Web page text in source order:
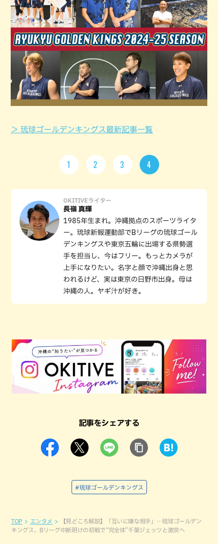
＞ 琉球ゴールデンキングス最新記事一覧
1 2 3 4
OKITIVEライター
長嶺 真輝
1985年生まれ。沖縄拠点のスポーツライタ
ー。琉球新報運動部でBリーグの琉球ゴール
デンキングスや東京五輪に出場する県勢選
手を担当し、今はフリー。もっとカメラが
上手になりたい。名字と顔で沖縄出身と思
われるけど、実は東京の日野市出身。母は
沖縄の人。ヤギ汁が好き。
記事をシェアする
#琉球ゴールデンキングス
TOP エンタメ
【見どころ解説】「互いに嫌な相手」…琉球ゴールデン
キングス、Bリーグ中断明けの初戦で“完全体”千葉ジェッツと激突へ